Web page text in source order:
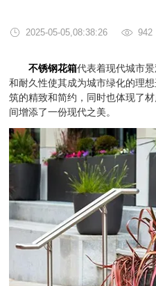
2025-05-05,08:38:26 942
不锈钢花箱代表着现代城市
和耐久性使其成为城市绿化的理
筑的精致和简约，同时也体现了
间增添了一份现代之美。